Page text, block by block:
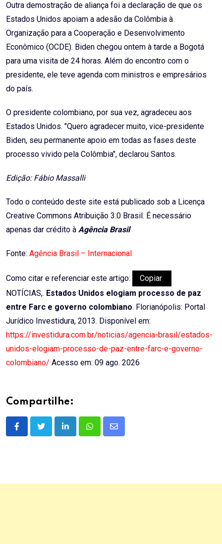
Outra demostração de aliança foi a declaração de que os
Estados Unidos apoiam a adesão da Colômbia à
Organização para a Cooperação e Desenvolvimento
Econômico (OCDE). Biden chegou ontem à tarde a Bogotá
para uma visita de 24 horas. Além do encontro com o
presidente, ele teve agenda com ministros e empresários
do país.
O presidente colombiano, por sua vez, agradeceu aos
Estados Unidos. "Quero agradecer muito, vice-presidente
Biden, seu permanente apoio em todas as fases deste
processo vivido pela Colômbia", declarou Santos.
Edição: Fábio Massalli
Todo o conteúdo deste site está publicado sob a Licença
Creative Commons Atribuição 3.0 Brasil. É necessário
apenas dar crédito à Agência Brasil
Fonte: Agência Brasil – Internacional
Como citar e referenciar este artigo:
Copiar
NOTÍCIAS,. Estados Unidos elogiam processo de paz
entre Farc e governo colombiano. Florianópolis: Portal
Jurídico Investidura, 2013. Disponível em:
https://investidura.com.br/noticias/agencia-brasil/estados-
unidos-elogiam-processo-de-paz-entre-farc-e-governo-
colombiano/ Acesso em: 09 ago. 2026
Compartilhe:
LinkedInWhatsappShare